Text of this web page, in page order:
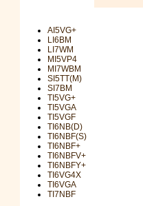
AI5VG+
LI6BM
LI7WM
MI5VP4
MI7WBM
SI5TT(M)
SI7BM
TI5VG+
TI5VGA
TI5VGF
TI6NB(D)
TI6NBF(S)
TI6NBF+
TI6NBFV+
TI6NBFY+
TI6VG4X
TI6VGA
TI7NBF